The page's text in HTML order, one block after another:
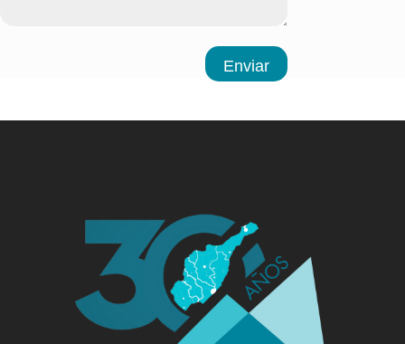
Enviar